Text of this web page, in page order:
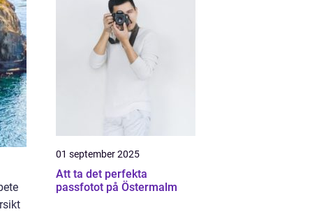
01 september 2025
Att ta det perfekta
passfotot på Östermalm